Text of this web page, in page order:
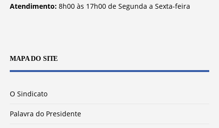
Atendimento: 8h00 às 17h00 de Segunda a Sexta-feira
MAPA DO SITE
O Sindicato
Palavra do Presidente